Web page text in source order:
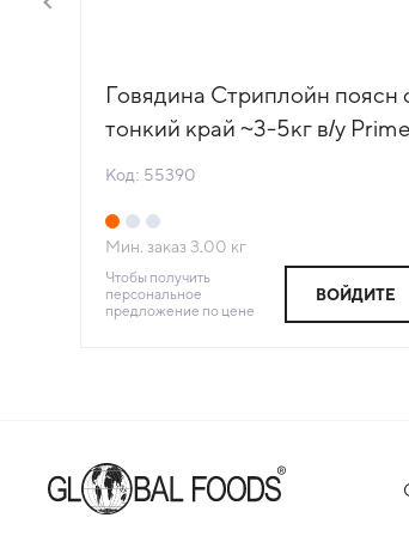
Говядина Стриплойн поясн
тонкий край ~3-5кг в/у Prime
Код: 55390
Мин. заказ 3.00 кг
Чтобы получить
персональное
предложение по цене
ВОЙДИТЕ